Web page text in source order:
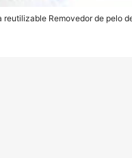
Removedor de pelo